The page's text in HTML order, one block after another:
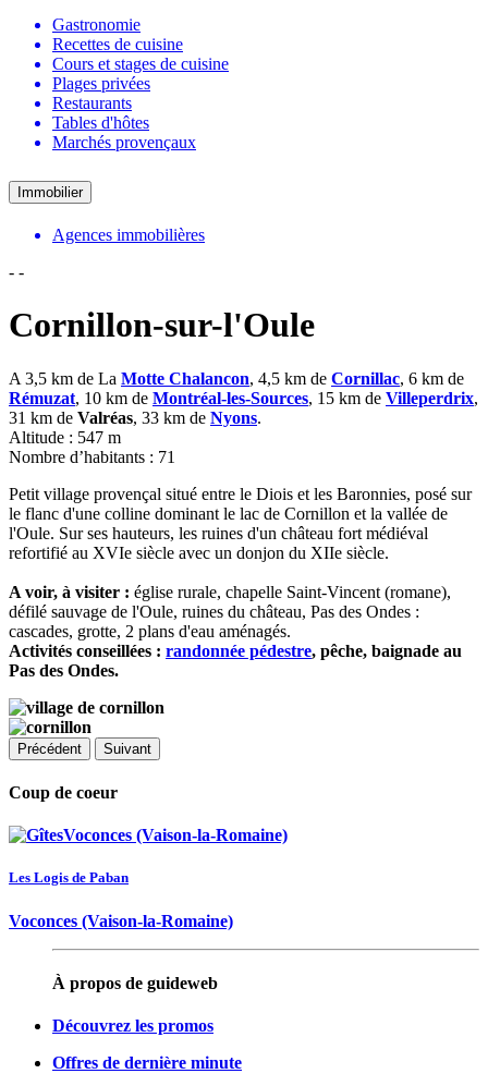
Gastronomie
Recettes de cuisine
Cours et stages de cuisine
Plages privées
Restaurants
Tables d'hôtes
Marchés provençaux
Immobilier
Agences immobilières
- -
Cornillon-sur-l'Oule
A 3,5 km de La Motte Chalancon, 4,5 km de Cornillac, 6 km de
Rémuzat, 10 km de Montréal-les-Sources, 15 km de Villeperdrix,
31 km de Valréas, 33 km de Nyons.
Altitude : 547 m
Nombre d’habitants : 71
Petit village provençal situé entre le Diois et les Baronnies, posé sur
le flanc d'une colline dominant le lac de Cornillon et la vallée de
l'Oule. Sur ses hauteurs, les ruines d'un château fort médiéval
refortifié au XVIe siècle avec un donjon du XIIe siècle.
A voir, à visiter : église rurale, chapelle Saint-Vincent (romane),
défilé sauvage de l'Oule, ruines du château, Pas des Ondes :
cascades, grotte, 2 plans d'eau aménagés.
Activités conseillées : randonnée pédestre, pêche, baignade au
Pas des Ondes.
Précédent Suivant
Coup de coeur
Les Logis de Paban
Voconces (Vaison-la-Romaine)
À propos de guideweb
Découvrez les promos
Offres de dernière minute